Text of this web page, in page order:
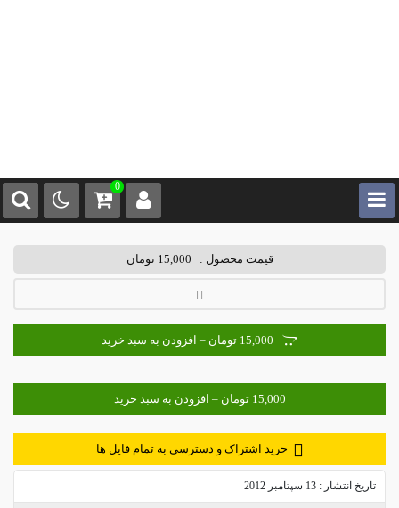
0
قیمت محصول : 15,000 تومان
15,000 تومان – افزودن به سبد خرید
خرید اشتراک و دسترسی به تمام فایل ها
تاریخ انتشار : 13 سپتامبر 2012